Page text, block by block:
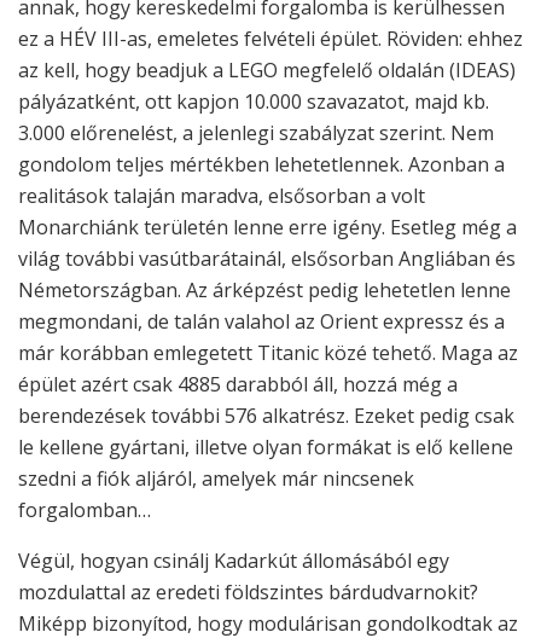
annak, hogy kereskedelmi forgalomba is kerülhessen
ez a HÉV III-as, emeletes felvételi épület. Röviden: ehhez
az kell, hogy beadjuk a LEGO megfelelő oldalán (IDEAS)
pályázatként, ott kapjon 10.000 szavazatot, majd kb.
3.000 előrenelést, a jelenlegi szabályzat szerint. Nem
gondolom teljes mértékben lehetetlennek. Azonban a
realitások talaján maradva, elsősorban a volt
Monarchiánk területén lenne erre igény. Esetleg még a
világ további vasútbarátainál, elsősorban Angliában és
Németországban. Az árképzést pedig lehetetlen lenne
megmondani, de talán valahol az Orient expressz és a
már korábban emlegetett Titanic közé tehető. Maga az
épület azért csak 4885 darabból áll, hozzá még a
berendezések további 576 alkatrész. Ezeket pedig csak
le kellene gyártani, illetve olyan formákat is elő kellene
szedni a fiók aljáról, amelyek már nincsenek
forgalomban…
Végül, hogyan csinálj Kadarkút állomásából egy
mozdulattal az eredeti földszintes bárdudvarnokit?
Miképp bizonyítod, hogy modulárisan gondolkodtak az